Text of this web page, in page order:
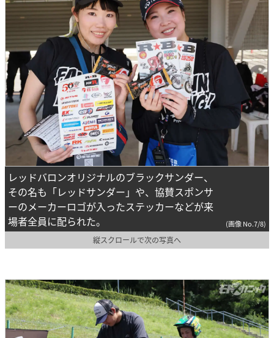
レッドバロンオリジナルのブラックサンダー、
その名も「レッドサンダー」や、協賛スポンサ
ーのメーカーロゴが入ったステッカーなどが来
場者全員に配られた。
(画像 No.7/8)
縦スクロールで次の写真へ